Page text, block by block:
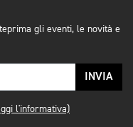
gli eventi, le novità e
INVIA
l'informativa)